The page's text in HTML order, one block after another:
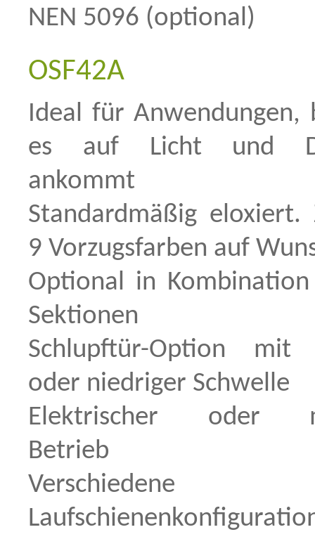
NEN 5096 (optional)
OSF42A
Ideal für Anwendungen,
es auf Licht und
ankommt
Standardmäßig eloxiert.
9 Vorzugsfarben auf
Optional in
Sektionen
Schlupftür-Option mit
oder niedriger Schwelle
Elektrischer oder
Betrieb
Verschiedene